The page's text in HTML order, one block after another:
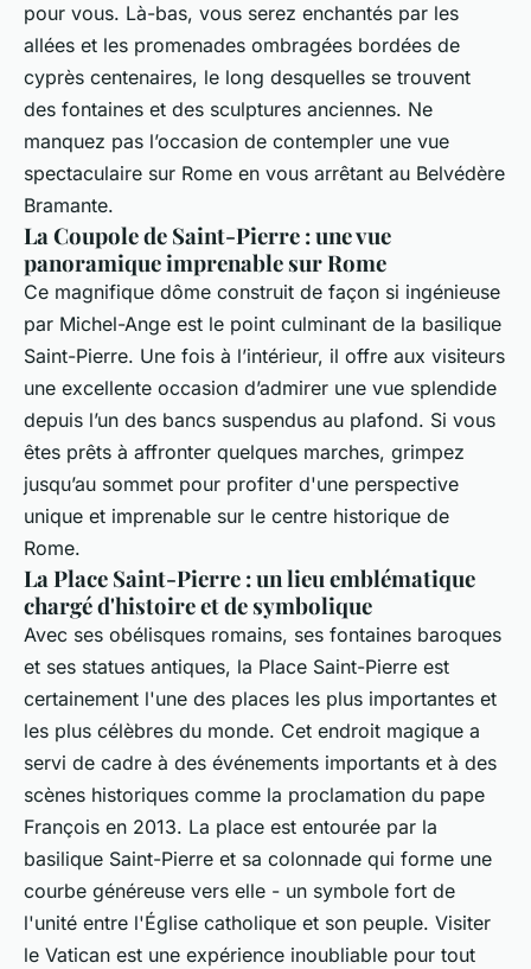
pour vous. Là-bas, vous serez enchantés par les
allées et les promenades ombragées bordées de
cyprès centenaires, le long desquelles se trouvent
des fontaines et des sculptures anciennes. Ne
manquez pas l’occasion de contempler une vue
spectaculaire sur Rome en vous arrêtant au Belvédère
Bramante.
La Coupole de Saint-Pierre : une vue
panoramique imprenable sur Rome
Ce magnifique dôme construit de façon si ingénieuse
par Michel-Ange est le point culminant de la basilique
Saint-Pierre. Une fois à l’intérieur, il offre aux visiteurs
une excellente occasion d’admirer une vue splendide
depuis l’un des bancs suspendus au plafond. Si vous
êtes prêts à affronter quelques marches, grimpez
jusqu’au sommet pour profiter d'une perspective
unique et imprenable sur le centre historique de
Rome.
La Place Saint-Pierre : un lieu emblématique
chargé d'histoire et de symbolique
Avec ses obélisques romains, ses fontaines baroques
et ses statues antiques, la Place Saint-Pierre est
certainement l'une des places les plus importantes et
les plus célèbres du monde. Cet endroit magique a
servi de cadre à des événements importants et à des
scènes historiques comme la proclamation du pape
François en 2013. La place est entourée par la
basilique Saint-Pierre et sa colonnade qui forme une
courbe généreuse vers elle - un symbole fort de
l'unité entre l'Église catholique et son peuple. Visiter
le Vatican est une expérience inoubliable pour tout